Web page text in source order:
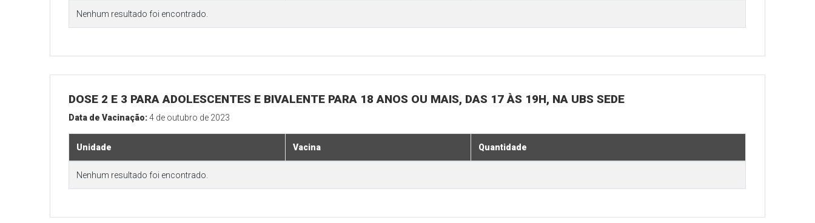
Nenhum resultado foi encontrado.
DOSE 2 E 3 PARA ADOLESCENTES E BIVALENTE PARA 18 ANOS OU MAIS, DAS 17 ÀS 19H, NA UBS SEDE
Data de Vacinação:4 de outubro de 2023
Unidade Vacina Quantidade
Nenhum resultado foi encontrado.